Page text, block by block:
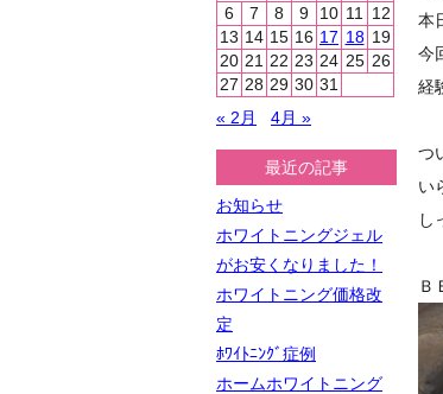
本
今
経
つ
い
し
Ｂ
6
7 8 9 10 11
12
13 14 15 16 17 18 19
20 21 22 23 24 25 26
27 28 29 30 31
« 2月
4月 »
最近の記事
お知らせ
ホワイトニングジェル
がお安くなりました！
ホワイトニング価格改
定
ﾎﾜｲﾄﾆﾝｸﾞ症例
ホームホワイトニング